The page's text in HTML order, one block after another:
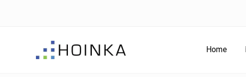
navigation
Home